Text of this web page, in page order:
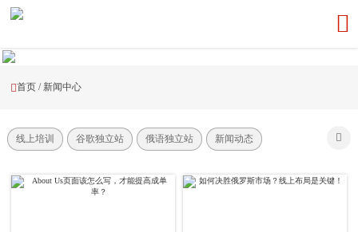

首页 / 新闻中心
线上培训 谷歌独立站 俄语独立站 新闻动态 